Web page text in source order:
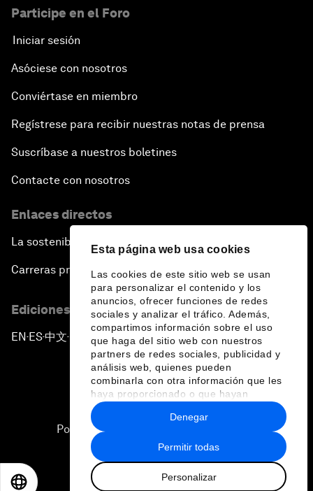
Esta página web usa cookies
Las cookies de este sitio web se usan
para personalizar el contenido y los
anuncios, ofrecer funciones de redes
sociales y analizar el tráfico. Además,
compartimos información sobre el uso
que haga del sitio web con nuestros
partners de redes sociales, publicidad y
análisis web, quienes pueden
combinarla con otra información que les
haya proporcionado o que hayan
recopilado a partir del uso que haya
hecho de sus servicios.
Permitir todas
Personalizar
Denegar
Participe en el Foro
Iniciar sesión
Asóciese con nosotros
Conviértase en miembro
Regístrese para recibir nuestras notas de prensa
Suscríbase a nuestros boletines
Contacte con nosotros
Enlaces directos
La sostenibilidad en el Foro
Carreras profesionales
Ediciones en otros idiomas
EN ▪ ES▪中文▪ 日本語
Política de privacidad y normas de uso
2026 Foro Económico Mundial